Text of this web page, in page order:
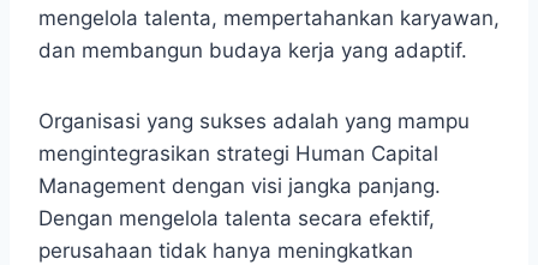
mengelola talenta, mempertahankan karyawan,
dan membangun budaya kerja yang adaptif.
Organisasi yang sukses adalah yang mampu
mengintegrasikan strategi Human Capital
Management dengan visi jangka panjang.
Dengan mengelola talenta secara efektif,
perusahaan tidak hanya meningkatkan